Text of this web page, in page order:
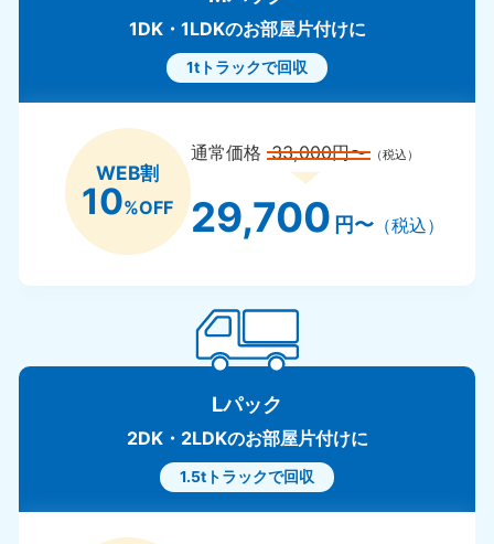
1DK・1LDKのお部屋片付けに
1tトラックで回収
WEB割
10%OFF
通常価格33,000円〜 （税込）
29,700 円〜（税込）
Lパック
2DK・2LDKのお部屋片付けに
1.5tトラックで回収